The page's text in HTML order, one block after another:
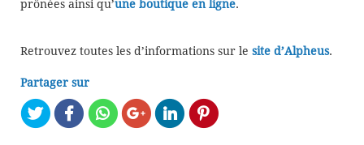
prônées ainsi qu’une boutique en ligne.
Retrouvez toutes les d’informations sur le site d’Alpheus.
Partager sur